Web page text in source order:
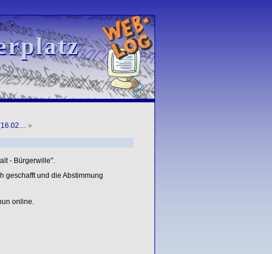
»
- Bürgerwille".
geschafft und die Abstimmung
online.